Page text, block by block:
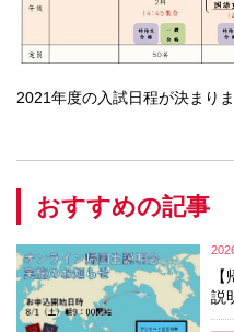
2021年度の入試日程が決まり
おすすめの記事
説